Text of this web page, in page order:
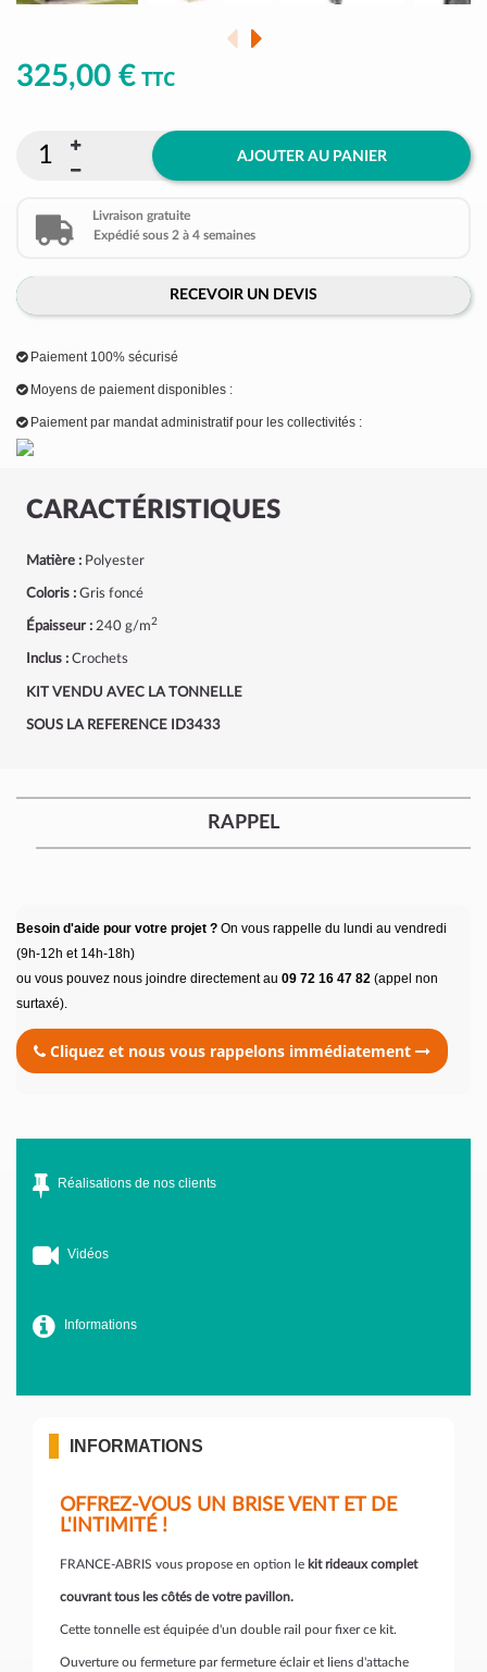
CARACTÉRISTIQUES
Matière : Polyester
Coloris : Gris foncé
Épaisseur : 240 g/m2
Inclus : Crochets
KIT VENDU AVEC LA TONNELLE
SOUS LA REFERENCE ID3433
325,00 € TTC
AJOUTER AU PANIER
Livraison gratuite
Expédié sous 2 à 4 semaines
RECEVOIR UN DEVIS
Paiement 100% sécurisé
Moyens de paiement disponibles :
Paiement par mandat administratif pour les collectivités :
RAPPEL
Besoin d'aide pour votre projet ? On vous rappelle du lundi au vendredi
(9h-12h et 14h-18h)
ou vous pouvez nous joindre directement au 09 72 16 47 82 (appel non
surtaxé).
Cliquez et nous vous rappelons immédiatement
Réalisations de nos clients
Vidéos
Informations
INFORMATIONS
OFFREZ-VOUS UN BRISE VENT ET DE
L'INTIMITÉ !
FRANCE-ABRIS vous propose en option le kit rideaux complet
couvrant tous les côtés de votre pavillon.
Cette tonnelle est équipée d'un double rail pour fixer ce kit.
Ouverture ou fermeture par fermeture éclair et liens d'attache